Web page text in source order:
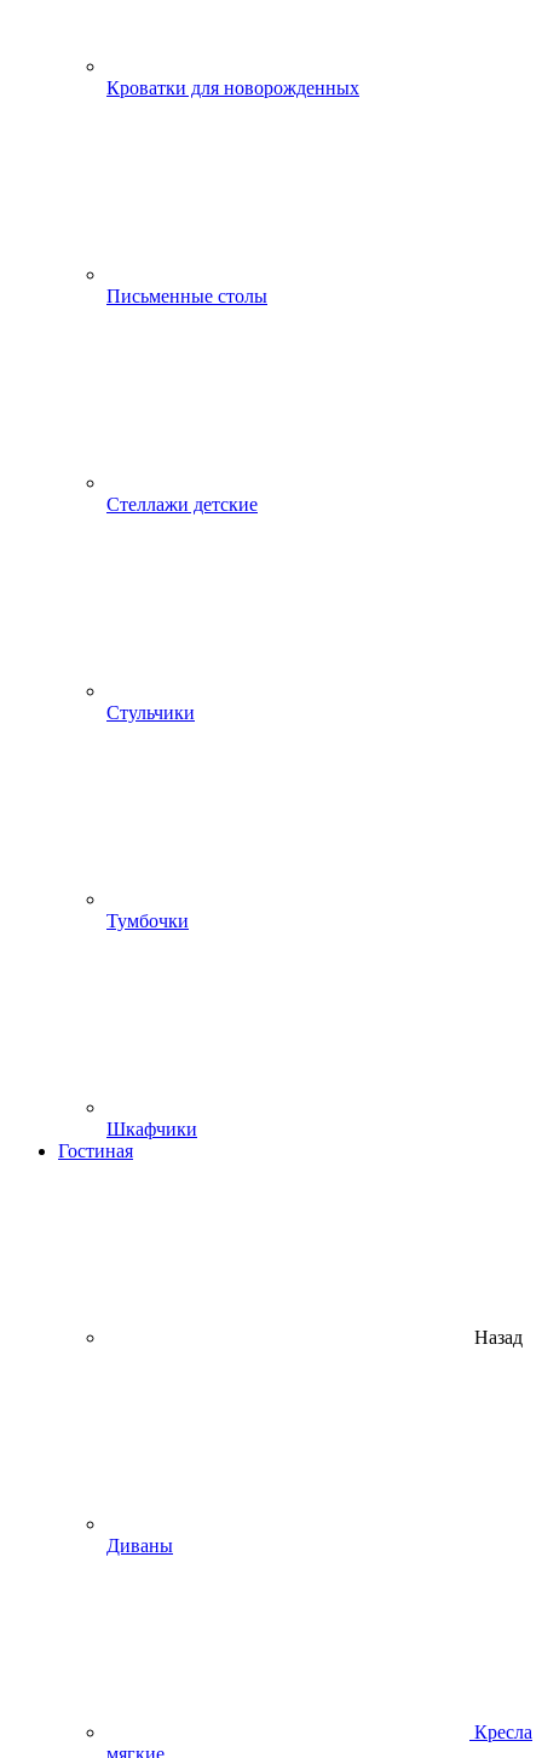
Кроватки для новорожденных
Письменные столы
Стеллажи детские
Стульчики
Тумбочки
Шкафчики
Гостиная
Назад
Диваны
Кресла
мягкие